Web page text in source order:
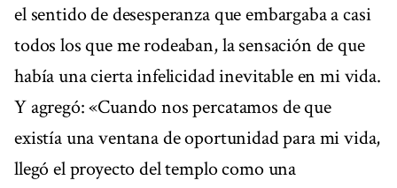
el sentido de desesperanza que embargaba a casi
todos los que me rodeaban, la sensación de que
había una cierta infelicidad inevitable en mi vida.
Y agregó: «Cuando nos percatamos de que
existía una ventana de oportunidad para mi vida,
llegó el proyecto del templo como una